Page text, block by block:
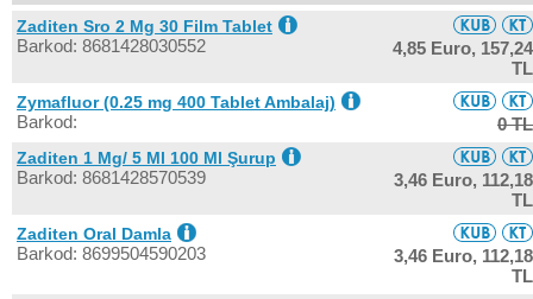
Zaditen Sro 2 Mg 30 Film Tablet
Barkod: 8681428030552 4,85 Euro, 157,24
TL
Zymafluor (0.25 mg 400 Tablet Ambalaj)
Barkod: 0 TL
Zaditen 1 Mg/ 5 Ml 100 Ml Şurup
Barkod: 8681428570539 3,46 Euro, 112,18
TL
Zaditen Oral Damla
Barkod: 8699504590203 3,46 Euro, 112,18
TL